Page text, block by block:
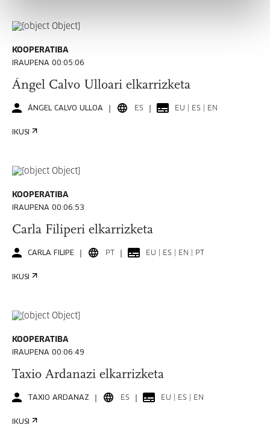
KOOPERATIBA
IRAUPENA 00:05:06
Ángel Calvo Ulloari elkarrizketa
ÁNGEL CALVO ULLOA ES EU | ES | EN
IKUSI
KOOPERATIBA
IRAUPENA 00:06:53
Carla Filiperi elkarrizketa
CARLA FILIPE PT EU | ES | EN | PT
IKUSI
KOOPERATIBA
IRAUPENA 00:06:49
Taxio Ardanazi elkarrizketa
TAXIO ARDANAZ ES EU | ES | EN
IKUSI